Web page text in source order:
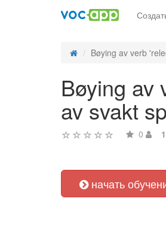
Bøying av verb
Bøying av
av svakt
0
начать